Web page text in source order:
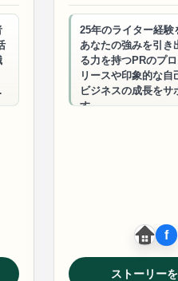
25年のライター経験
あなたの強みを引き
る力を持つPRのプ
リースや印象的な自
ビジネスの成長をサ
す。
ストーリー